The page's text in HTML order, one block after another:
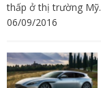
thấp ở thị trường Mỹ.
06/09/2016